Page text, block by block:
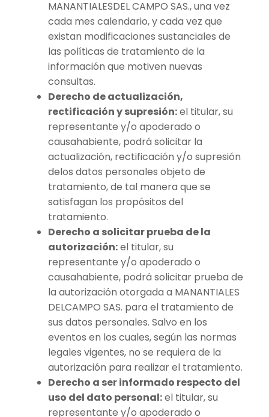
MANANTIALESDEL CAMPO SAS., una vez
cada mes calendario, y cada vez que
existan modificaciones sustanciales de
las políticas de tratamiento de la
información que motiven nuevas
consultas.
Derecho de actualización,
rectificación y supresión:el titular, su
representante y/o apoderado o
causahabiente, podrá solicitar la
actualización, rectificación y/o supresión
delos datos personales objeto de
tratamiento, de tal manera que se
satisfagan los propósitos del
tratamiento.
Derecho a solicitar prueba de la
autorización:el titular, su
representante y/o apoderado o
causahabiente, podrá solicitar prueba de
la autorización otorgada a MANANTIALES
DELCAMPO SAS. para el tratamiento de
sus datos personales. Salvo en los
eventos en los cuales, según las normas
legales vigentes, no se requiera de la
autorización para realizar el tratamiento.
Derecho a ser informado respecto del
uso del dato personal:el titular, su
representante y/o apoderado o